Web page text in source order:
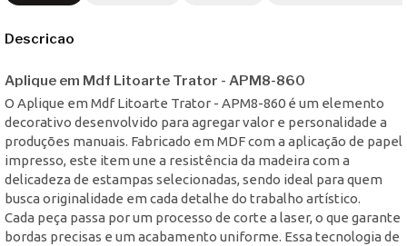
Descricao
Aplique em Mdf Litoarte Trator - APM8-860
O Aplique em Mdf Litoarte Trator - APM8-860 é um elemento
decorativo desenvolvido para agregar valor e personalidade a
produções manuais. Fabricado em MDF com a aplicação de papel
impresso, este item une a resistência da madeira com a
delicadeza de estampas selecionadas, sendo ideal para quem
busca originalidade em cada detalhe do trabalho artístico.
Cada peça passa por um processo de corte a laser, o que garante
bordas precisas e um acabamento uniforme. Essa tecnologia de